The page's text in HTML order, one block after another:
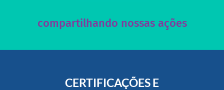
compartilhando nossas ações
CERTIFICAÇÕES E